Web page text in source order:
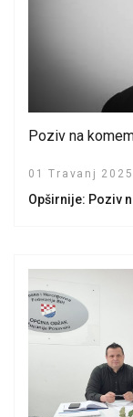
Poziv na
01 Travanj 2025
Opširnije: Poziv